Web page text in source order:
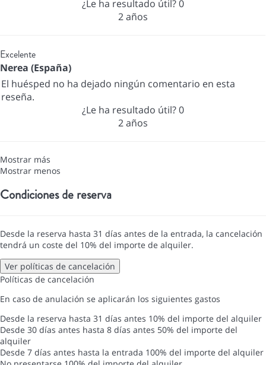
¿Le ha resultado útil?0
2 años
Excelente
Nerea (España)
El huésped no ha dejado ningún comentario en esta
reseña.
¿Le ha resultado útil?0
2 años
Mostrar más
Mostrar menos
Condiciones de reserva
Desde la reserva hasta 31 días antes de la entrada, la cancelación
tendrá un coste del 10% del importe de alquiler.
Ver políticas de cancelación
Políticas de cancelación
En caso de anulación se aplicarán los siguientes gastos
Desde la reserva hasta 31 días antes 10% del importe del alquiler
Desde 30 días antes hasta 8 días antes 50% del importe del
alquiler
Desde 7 días antes hasta la entrada 100% del importe del alquiler